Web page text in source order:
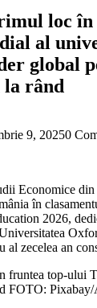
loc
al
global
la rând
9, 20250
Economice din
în
2026,
al zecelea an
fruntea top-ului
FOTO: